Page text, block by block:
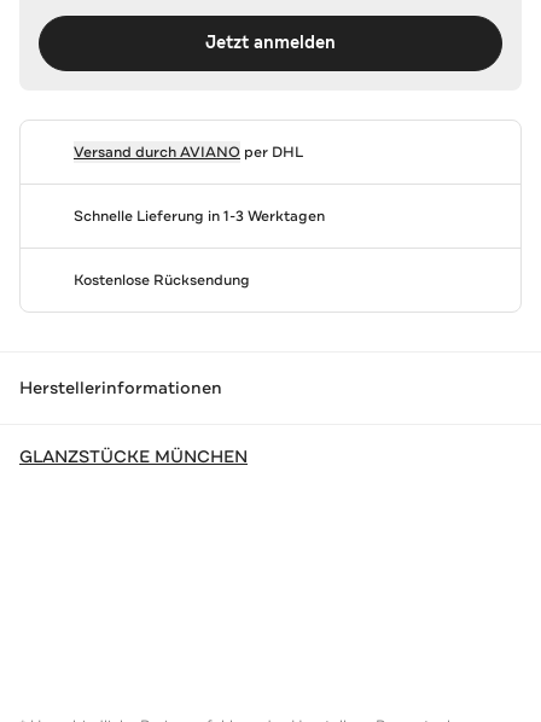
Jetzt anmelden
Versand durchAVIANOper DHL
Schnelle Lieferung in 1-3 Werktagen
Kostenlose Rücksendung
Herstellerinformationen
GLANZSTÜCKE MÜNCHEN